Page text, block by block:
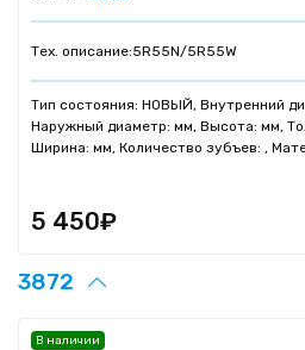
Тех. описание:5R55N/5R55W
Тип состояния: НОВЫЙ, Внутренний
Наружный диаметр: мм, Высота: мм,
Ширина: мм, Количество зубъев: ,
5 450₽
3872
В наличии